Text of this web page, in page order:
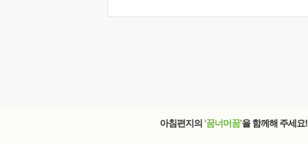
아침편지의 '꿈너머꿈'을 함께해 주세요!